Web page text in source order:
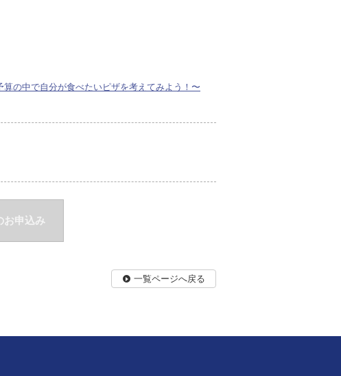
算の中で自分が食べたいピザを考えてみよう！〜
お申込み
一覧ページへ戻る